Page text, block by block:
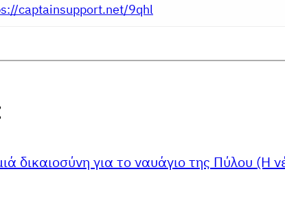
captainsupport.net/9qhl
δικαιοσύνη για το ναυάγιο της Πύλου (Η